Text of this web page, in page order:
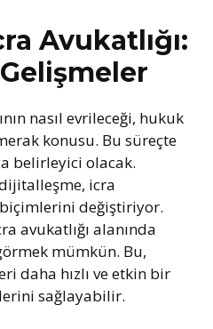
Avukatlığı:
nasıl evrileceği, hukuk
konusu. Bu süreçte
belirleyici olacak.
icra
değiştiriyor.
avukatlığı alanında
mümkün. Bu,
daha hızlı ve etkin bir
sağlayabilir.